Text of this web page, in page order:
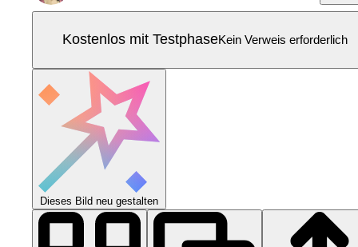
Kostenlos mit TestphaseKein Verweis erforderlich
Dieses Bild neu gestalten